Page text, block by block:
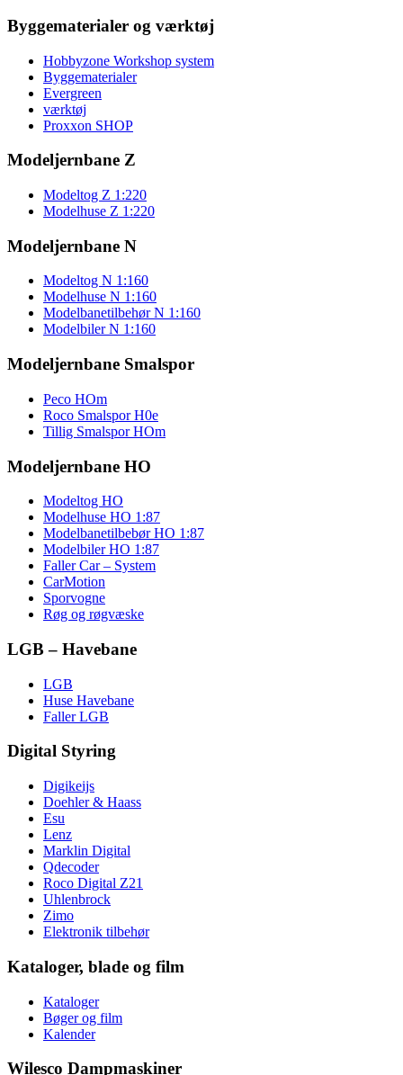
Byggematerialer og værktøj
Hobbyzone Workshop system
Byggematerialer
Evergreen
værktøj
Proxxon SHOP
Modeljernbane Z
Modeltog Z 1:220
Modelhuse Z 1:220
Modeljernbane N
Modeltog N 1:160
Modelhuse N 1:160
Modelbanetilbehør N 1:160
Modelbiler N 1:160
Modeljernbane Smalspor
Peco HOm
Roco Smalspor H0e
Tillig Smalspor HOm
Modeljernbane HO
Modeltog HO
Modelhuse HO 1:87
Modelbanetilbebør HO 1:87
Modelbiler HO 1:87
Faller Car – System
CarMotion
Sporvogne
Røg og røgvæske
LGB – Havebane
LGB
Huse Havebane
Faller LGB
Digital Styring
Digikeijs
Doehler & Haass
Esu
Lenz
Marklin Digital
Qdecoder
Roco Digital Z21
Uhlenbrock
Zimo
Elektronik tilbehør
Kataloger, blade og film
Kataloger
Bøger og film
Kalender
Wilesco Dampmaskiner